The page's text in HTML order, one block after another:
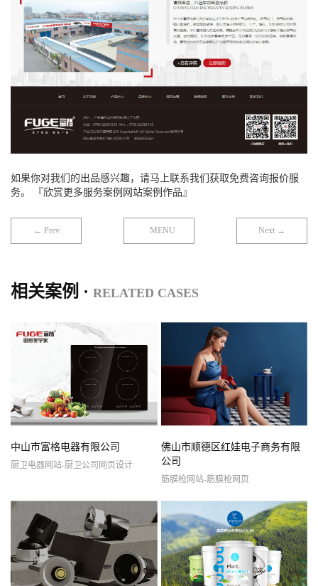
如果你对我们的出品感兴趣，请马上联系我们获取免费咨询报价服
务。 『欣赏更多服务案例网站案例作品』
← Prev MENU Next →
相关案例 · RELATED CASES
中山市富格电器有限公司
厨卫电器网站-厨卫公司网页设计
佛山市顺德区红娃电子商务有限
公司
筋膜枪网站-筋膜枪网页